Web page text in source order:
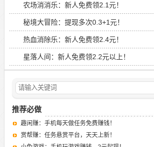
农场消消乐：新人免费领2.1元！
秘境大冒险：提现多次0.3+1元！
热血消除乐：新人免费领2.4元！
星落人间：新人免费领2.2元以上！
推荐必做
趣闲赚：手机每天做任务免费赚钱！
赏帮赚：任务悬赏平台，天天上新！